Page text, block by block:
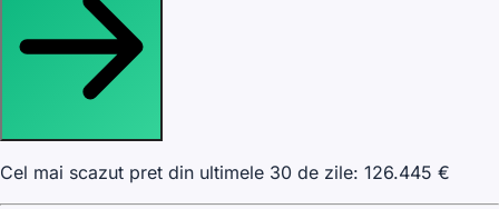
Cel mai scazut pret din ultimele 30 de zile: 126.445 €